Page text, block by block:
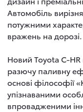
Автомобіль
потужними
вражень на дорозі.
Новий Toyota C-HR
разючу паливну
основі філософії
упізнаваними
впровадженими